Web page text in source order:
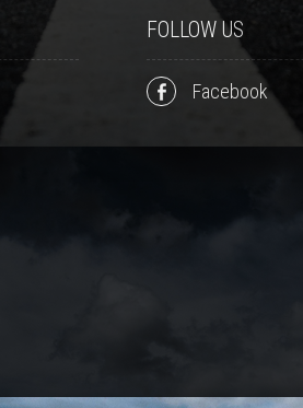
FOLLOW US
Facebook